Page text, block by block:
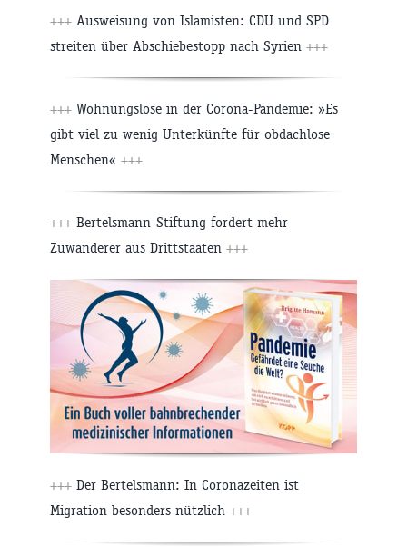
+++ Ausweisung von Islamisten: CDU und SPD
streiten über Abschiebestopp nach Syrien +++
+++ Wohnungslose in der Corona-Pandemie: »Es
gibt viel zu wenig Unterkünfte für obdachlose
Menschen« +++
+++ Bertelsmann-Stiftung fordert mehr
Zuwanderer aus Drittstaaten +++
+++ Der Bertelsmann: In Coronazeiten ist
Migration besonders nützlich +++